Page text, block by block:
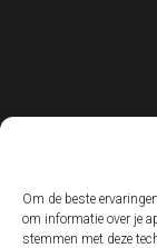
Om de beste
om informatie over je
stemmen met deze